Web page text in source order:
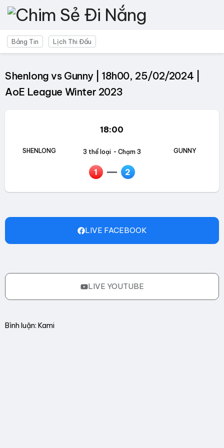
Bảng Tin Lịch Thi Đấu
Shenlong vs Gunny | 18h00, 25/02/2024 |
AoE League Winter 2023
SHENLONG
18:00
3 thể loại - Chạm 3
1 2
GUNNY
LIVE FACEBOOK
LIVE YOUTUBE
Bình luận: Kami